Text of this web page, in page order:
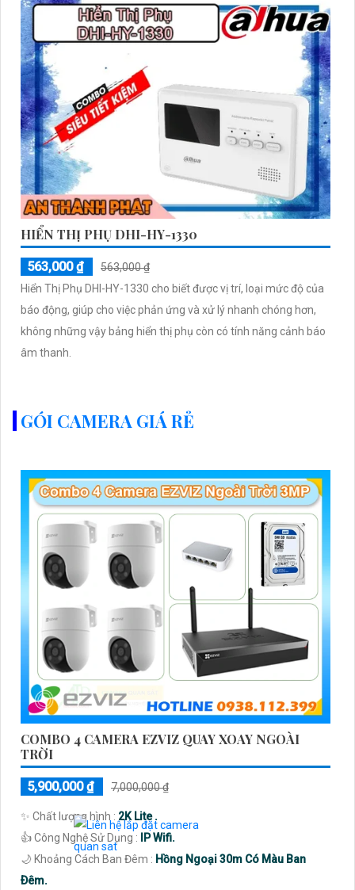
HIỂN THỊ PHỤ DHI-HY-1330
563,000 ₫
563,000 ₫
Hiển Thị Phụ DHI-HY-1330 cho biết được vị trí, loại mức độ của
báo động, giúp cho việc phản ứng và xử lý nhanh chóng hơn,
không những vậy bảng hiển thị phụ còn có tính năng cảnh báo
âm thanh.
GÓI CAMERA GIÁ RẺ
COMBO 4 CAMERA EZVIZ QUAY XOAY NGOÀI
TRỜI
5,900,000 ₫ 7,000,000 ₫
✨ Chất lượng hình : 2K Lite .
👍 Công Nghệ Sử Dụng :
IP Wifi.
🌙 Khoảng Cách Ban Đêm : Hồng Ngoại 30m Có Màu Ban
Ðêm.